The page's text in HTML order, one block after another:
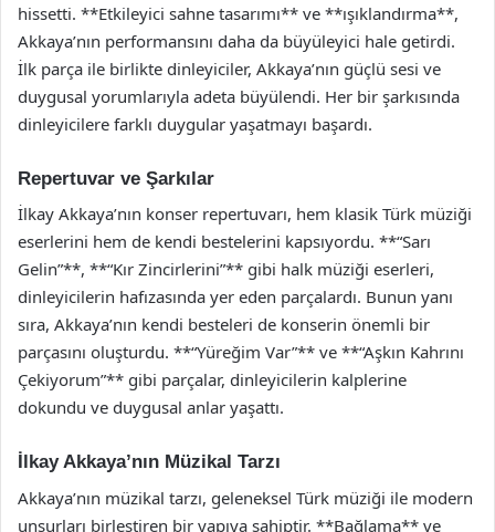
hissetti. **Etkileyici sahne tasarımı** ve **ışıklandırma**,
Akkaya’nın performansını daha da büyüleyici hale getirdi.
İlk parça ile birlikte dinleyiciler, Akkaya’nın güçlü sesi ve
duygusal yorumlarıyla adeta büyülendi. Her bir şarkısında
dinleyicilere farklı duygular yaşatmayı başardı.
Repertuvar ve Şarkılar
İlkay Akkaya’nın konser repertuvarı, hem klasik Türk müziği
eserlerini hem de kendi bestelerini kapsıyordu. **“Sarı
Gelin”**, **“Kır Zincirlerini”** gibi halk müziği eserleri,
dinleyicilerin hafızasında yer eden parçalardı. Bunun yanı
sıra, Akkaya’nın kendi besteleri de konserin önemli bir
parçasını oluşturdu. **“Yüreğim Var”** ve **“Aşkın Kahrını
Çekiyorum”** gibi parçalar, dinleyicilerin kalplerine
dokundu ve duygusal anlar yaşattı.
İlkay Akkaya’nın Müzikal Tarzı
Akkaya’nın müzikal tarzı, geleneksel Türk müziği ile modern
unsurları birleştiren bir yapıya sahiptir. **Bağlama** ve